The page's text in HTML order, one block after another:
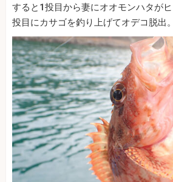
すると1投目から妻にオオモンハタが
投目にカサゴを釣り上げてオデコ脱出。